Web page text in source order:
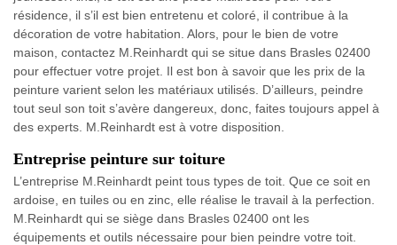
résidence, il s’il est bien entretenu et coloré, il contribue à la
décoration de votre habitation. Alors, pour le bien de votre
maison, contactez M.Reinhardt qui se situe dans Brasles 02400
pour effectuer votre projet. Il est bon à savoir que les prix de la
peinture varient selon les matériaux utilisés. D’ailleurs, peindre
tout seul son toit s’avère dangereux, donc, faites toujours appel à
des experts. M.Reinhardt est à votre disposition.
Entreprise peinture sur toiture
L’entreprise M.Reinhardt peint tous types de toit. Que ce soit en
ardoise, en tuiles ou en zinc, elle réalise le travail à la perfection.
M.Reinhardt qui se siège dans Brasles 02400 ont les
équipements et outils nécessaire pour bien peindre votre toit.